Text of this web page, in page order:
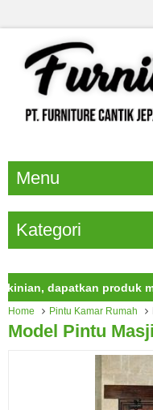
Menu
Kategori
produk mebel
Home Pintu Kamar Rumah
Model Pintu